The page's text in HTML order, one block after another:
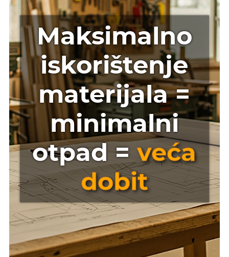
Maksimalno
iskorištenje
materijala =
minimalni
otpad =veća
dobit